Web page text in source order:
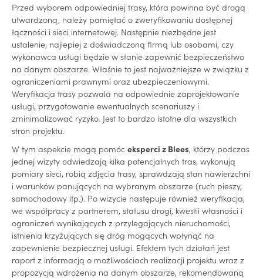
Przed wyborem odpowiedniej trasy, która powinna być drogą
utwardzoną, należy pamiętać o zweryfikowaniu dostępnej
łączności i sieci internetowej. Następnie niezbędne jest
ustalenie, najlepiej z doświadczoną firmą lub osobami, czy
wykonawca usługi będzie w stanie zapewnić bezpieczeństwo
na danym obszarze. Właśnie to jest najważniejsze w związku z
ograniczeniami prawnymi oraz ubezpieczeniowymi.
Weryfikacja trasy pozwala na odpowiednie zaprojektowanie
usługi, przygotowanie ewentualnych scenariuszy i
zminimalizować ryzyko. Jest to bardzo istotne dla wszystkich
stron projektu.
W tym aspekcie mogą pomóc eksperci z Blees, którzy podczas
jednej wizyty odwiedzają kilka potencjalnych tras, wykonują
pomiary sieci, robią zdjęcia trasy, sprawdzają stan nawierzchni
i warunków panujących na wybranym obszarze (ruch pieszy,
samochodowy itp.). Po wizycie następuje również weryfikacja,
we współpracy z partnerem, statusu drogi, kwestii własności i
ograniczeń wynikających z przylegających nieruchomości,
istnienia krzyżujących się dróg mogących wpłynąć na
zapewnienie bezpiecznej usługi. Efektem tych działań jest
raport z informacją o możliwościach realizacji projektu wraz z
propozycją wdrożenia na danym obszarze, rekomendowaną